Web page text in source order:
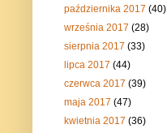
października 2017(40)
września 2017(28)
sierpnia 2017(33)
lipca 2017(44)
czerwca 2017(39)
maja 2017(47)
kwietnia 2017(36)